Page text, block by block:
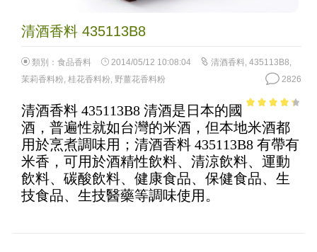
清酒香料 435113B8
類別： 食品香料 2014/05/12 10:08:04 清酒香料, 435113B8,
茉莉香料粉, 桂花香料粉, 野薑花香料粉 2826
of 5
清酒香料 435113B8 清酒是日本的國
酒，普遍性就如台灣的米酒，但本地米酒都
用於烹煮調味用；清酒香料 435113B8 有帶有
米香，可用於酒精性飲料、清涼飲料、運動
飲料、碳酸飲料、健康食品、保健食品、生
技食品、生技醫藥等調味使用。